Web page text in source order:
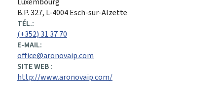
B.P. 327, L-4004 Esch-sur-Alzette
TÉL.:
(+352) 31 37 70
E-MAIL:
office@aronovaip.com
SITE WEB :
http://www.aronovaip.com/